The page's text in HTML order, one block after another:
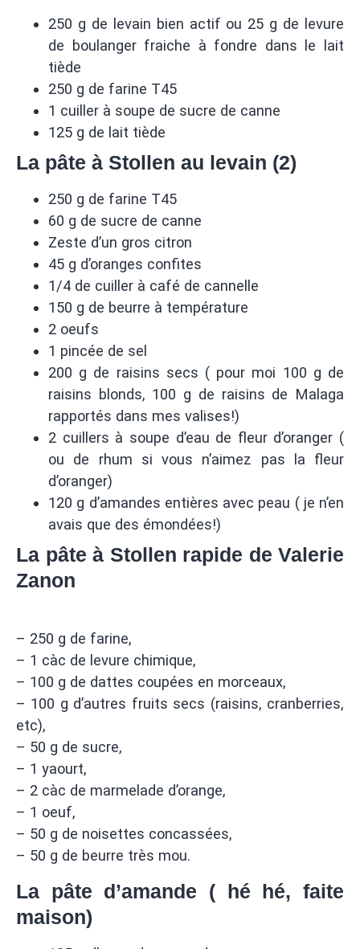
250 g de levain bien actif ou 25 g de levure
de boulanger fraiche à fondre dans le lait
tiède
250 g de farine T45
1 cuiller à soupe de sucre de canne
125 g de lait tiède
La pâte à Stollen au levain (2)
250 g de farine T45
60 g de sucre de canne
Zeste d’un gros citron
45 g d’oranges confites
1/4 de cuiller à café de cannelle
150 g de beurre à température
2 oeufs
1 pincée de sel
200 g de raisins secs ( pour moi 100 g de
raisins blonds, 100 g de raisins de Malaga
rapportés dans mes valises!)
2 cuillers à soupe d’eau de fleur d’oranger (
ou de rhum si vous n’aimez pas la fleur
d’oranger)
120 g d’amandes entières avec peau ( je n’en
avais que des émondées!)
La pâte à Stollen rapide de Valerie
Zanon
– 250 g de farine,
– 1 càc de levure chimique,
– 100 g de dattes coupées en morceaux,
– 100 g d’autres fruits secs (raisins, cranberries,
etc),
– 50 g de sucre,
– 1 yaourt,
– 2 càc de marmelade d’orange,
– 1 oeuf,
– 50 g de noisettes concassées,
– 50 g de beurre très mou.
La pâte d’amande ( hé hé, faite
maison)